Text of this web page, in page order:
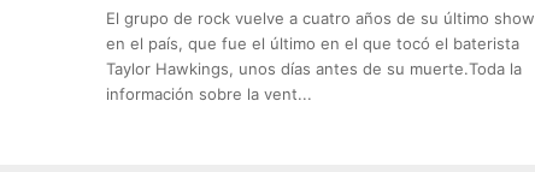
El grupo de rock vuelve a cuatro años de su último show
en el país, que fue el último en el que tocó el baterista
Taylor Hawkings, unos días antes de su muerte.Toda la
información sobre la vent...